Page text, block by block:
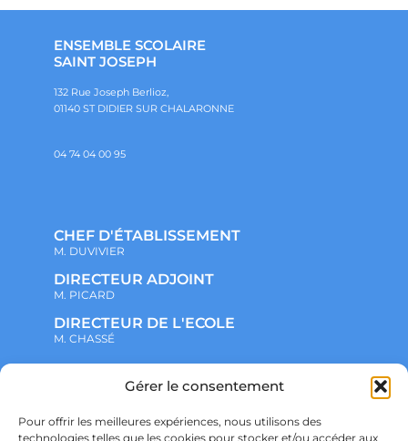
Gérer le consentement
Pour offrir les meilleures expériences, nous utilisons des
technologies telles que les cookies pour stocker et/ou accéder aux
ENSEMBLE SCOLAIRE
SAINT JOSEPH
132 Rue Joseph Berlioz,
01140 ST DIDIER SUR CHALARONNE
04 74 04 00 95
CHEF D'ÉTABLISSEMENT
M. DUVIVIER
DIRECTEUR ADJOINT
M. PICARD
DIRECTEUR DE L'ECOLE
M. CHASSÉ
NOTRE ENSEMBLE SCOLAIRE
ADMINISTRATIF
VIE ASSOCIATIVE